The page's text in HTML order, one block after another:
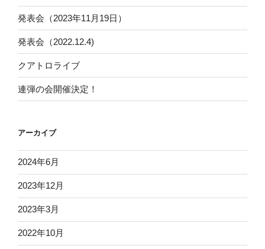
発表会（2023年11月19日）
発表会（2022.12.4)
クアトロライブ
連弾の会開催決定！
アーカイブ
2024年6月
2023年12月
2023年3月
2022年10月